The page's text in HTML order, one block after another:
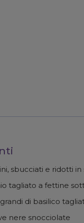
sbucciati e ridotti in
tagliato a fettine
di basilico
nere snocciolate